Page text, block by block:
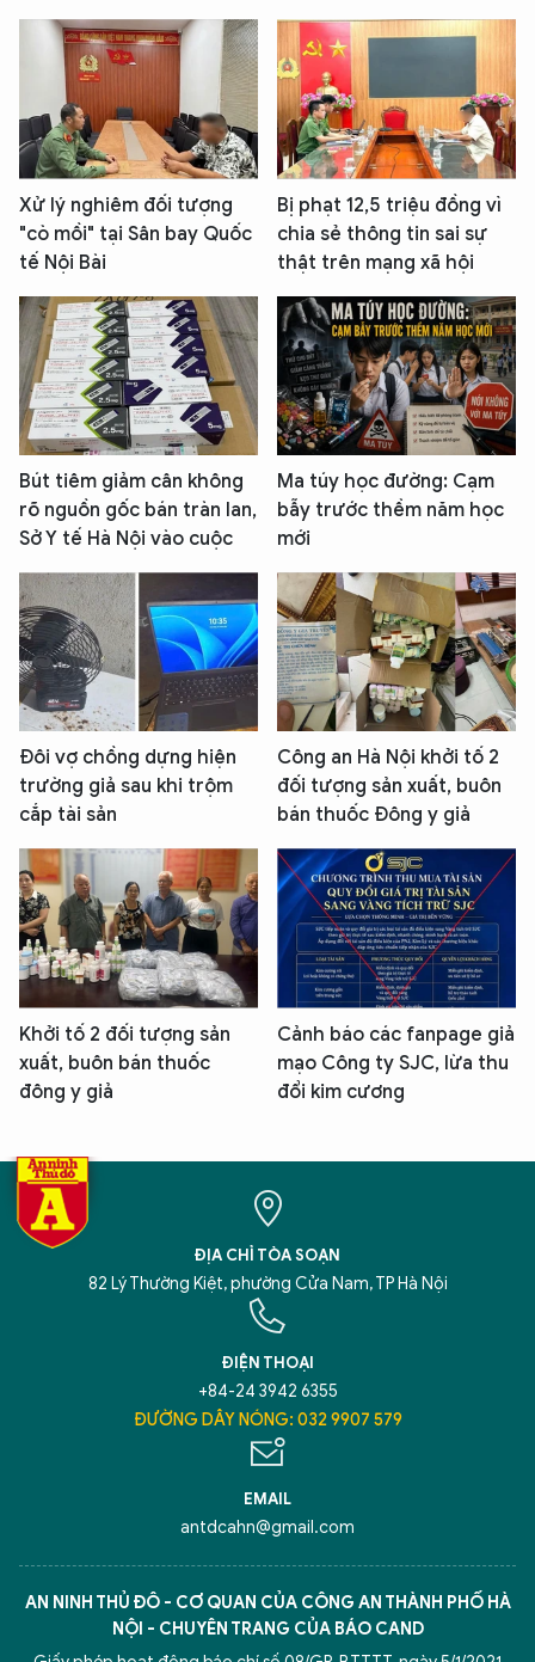
Xử lý nghiêm đối tượng
"cò mồi" tại Sân bay Quốc
tế Nội Bài
Bị phạt 12,5 triệu đồng vì
chia sẻ thông tin sai sự
thật trên mạng xã hội
Bút tiêm giảm cân không
rõ nguồn gốc bán tràn lan,
Sở Y tế Hà Nội vào cuộc
Ma túy học đường: Cạm
bẫy trước thềm năm học
mới
Đôi vợ chồng dựng hiện
trường giả sau khi trộm
cắp tài sản
Công an Hà Nội khởi tố 2
đối tượng sản xuất, buôn
bán thuốc Đông y giả
Khởi tố 2 đối tượng sản
xuất, buôn bán thuốc
đông y giả
Cảnh báo các fanpage giả
mạo Công ty SJC, lừa thu
đổi kim cương
ĐỊA CHỈ TÒA SOẠN
82 Lý Thường Kiệt, phường Cửa Nam, TP Hà Nội
ĐIỆN THOẠI
+84-24 3942 6355
ĐƯỜNG DÂY NÓNG: 032 9907 579
EMAIL
antdcahn@gmail.com
AN NINH THỦ ĐÔ - CƠ QUAN CỦA CÔNG AN THÀNH PHỐ HÀ
NỘI - CHUYÊN TRANG CỦA BÁO CAND